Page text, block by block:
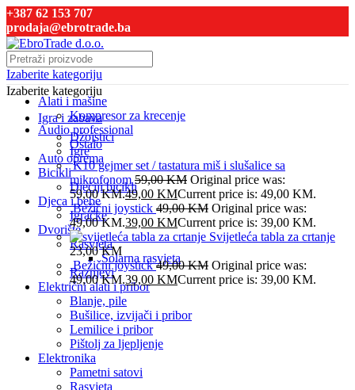
+387 62 153 707
prodaja@ebrotrade.ba
Izaberite kategoriju
Alati i mašine
Kompresor za krecenje
Audio professional
Ostalo
Auto oprema
Bicikli
Dječiji bicikli
Djeca i bebe
Igračke
Dvorište
Rasvjeta
Solarna rasvjeta
Raznjevi
Električni alati i pribor
Blanje, pile
Bušilice, izvijači i pribor
Lemilice i pribor
Pištolj za ljepljenje
Elektronika
Pametni satovi
Rasvjeta
Izaberite kategoriju
Igra i zabava
Džojstici
Igre
K10 gejmer set / tastatura miš i slušalice sa
mikrofonom59,00KM Original price was:
59,00 KM.49,00 KMCurrent price is: 49,00 KM.
Bežični joystick 49,00KM Original price was:
49,00 KM.39,00 KMCurrent price is: 39,00 KM.
Svijetleća tabla za crtanje
23,00KM
Bežični joystick49,00KM Original price was:
49,00 KM.39,00 KMCurrent price is: 39,00 KM.